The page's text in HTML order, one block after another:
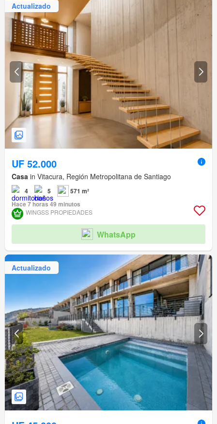
Actualizado
UF 52.000
Casa in Vitacura, Región Metropolitana de Santiago
4 5
571 m²
Hace 7 horas 49 minutos
WINGSS PROPIEDADES
WhatsApp
Actualizado